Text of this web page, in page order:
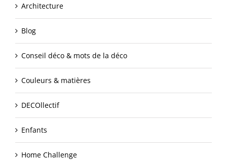
Architecture
Blog
Conseil déco & mots de la déco
Couleurs & matières
DECOllectif
Enfants
Home Challenge